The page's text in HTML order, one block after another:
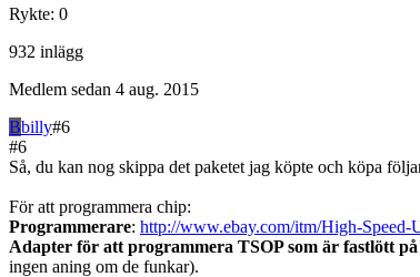
Rykte: 0
932 inlägg
Medlem sedan 4 aug. 2015
Bbilly#6
#6
Så, du kan nog skippa det paketet jag köpte och köpa
För att programmera chip:
Programmerare: http://www.ebay.com/itm/High-
Adapter för att programmera TSOP som är fastlött
ingen aning om de funkar).